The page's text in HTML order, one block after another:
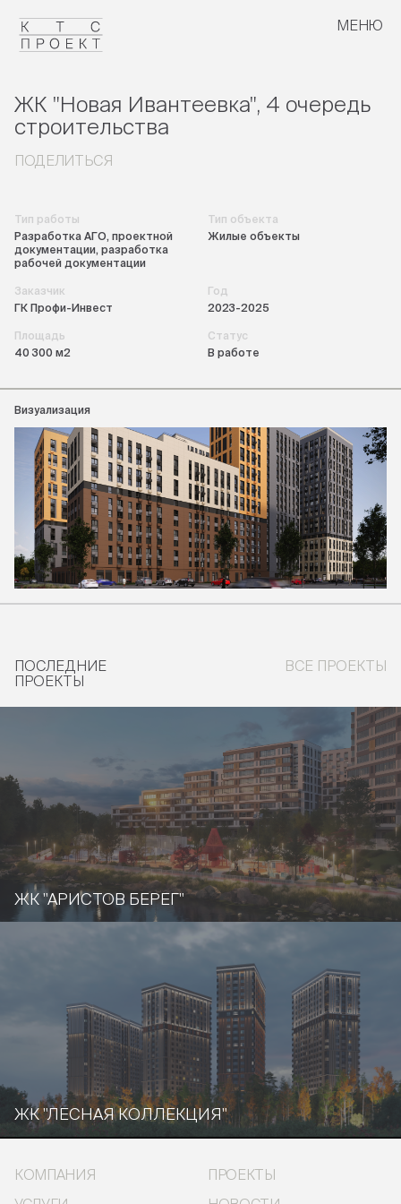
МЕНЮ
ЖК "Новая Ивантеевка", 4 очередь
строительства
ПОДЕЛИТЬСЯ
Тип работы
Разработка АГО, проектной
документации, разработка
рабочей документации
Тип объекта
Жилые объекты
Заказчик
ГК Профи-Инвест
Год
2023-2025
Площадь
40 300 м2
Статус
В работе
Визуализация
ПОСЛЕДНИЕ
ПРОЕКТЫ
ВСЕ ПРОЕКТЫ
ЖК "АРИСТОВ БЕРЕГ"
ЖК "ЛЕСНАЯ КОЛЛЕКЦИЯ"
КОМПАНИЯ
ПРОЕКТЫ